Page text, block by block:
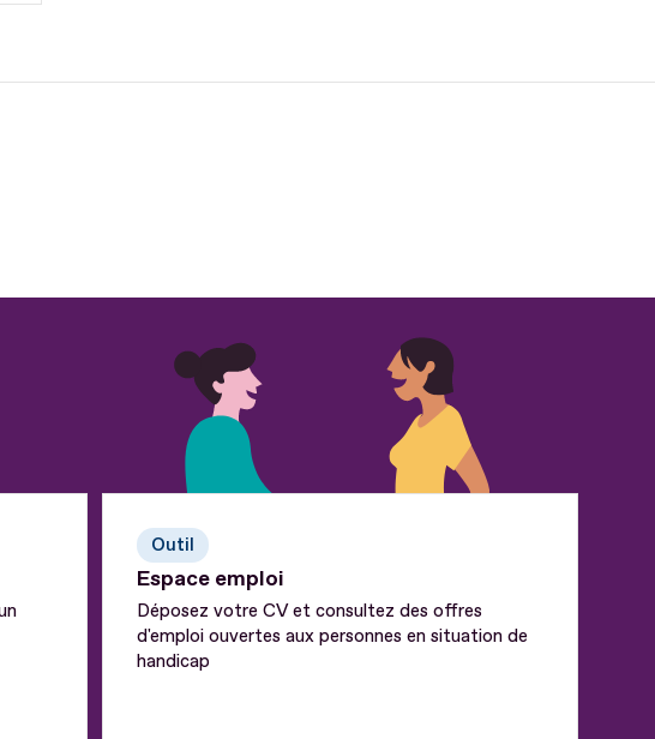
Espace emploi
Outil
Déposez votre CV et consultez des offres
d'emploi ouvertes aux personnes en situation de
handicap